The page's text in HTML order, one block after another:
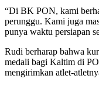
“Di BK PON, kami
perunggu. Kami juga
punya waktu persiapan
Rudi berharap bahwa
medali bagi Kaltim di
mengirimkan atlet-